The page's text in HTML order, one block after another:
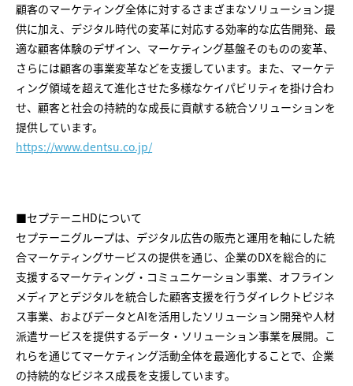
顧客のマーケティング全体に対するさまざまなソリューション提
供に加え、デジタル時代の変革に対応する効率的な広告開発、最
適な顧客体験のデザイン、マーケティング基盤そのものの変革、
さらには顧客の事業変革などを支援しています。また、マーケテ
ィング領域を超えて進化させた多様なケイパビリティを掛け合わ
せ、顧客と社会の持続的な成長に貢献する統合ソリューションを
提供しています。
https://www.dentsu.co.jp/
■セプテーニHDについて
セプテーニグループは、デジタル広告の販売と運用を軸にした統
合マーケティングサービスの提供を通じ、企業のDXを総合的に
支援するマーケティング・コミュニケーション事業、オフライン
メディアとデジタルを統合した顧客支援を行うダイレクトビジネ
ス事業、およびデータとAIを活用したソリューション開発や人材
派遣サービスを提供するデータ・ソリューション事業を展開。こ
れらを通じてマーケティング活動全体を最適化することで、企業
の持続的なビジネス成長を支援しています。